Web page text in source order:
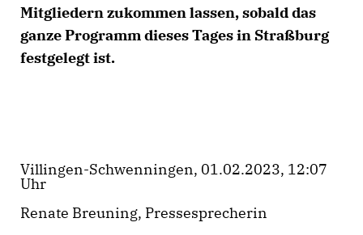
Mitgliedern zukommen lassen, sobald das
ganze Programm dieses Tages in Straßburg
festgelegt ist.
Villingen-Schwenningen, 01.02.2023, 12:07
Uhr
Renate Breuning, Pressesprecherin